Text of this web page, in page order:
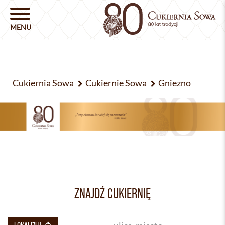
Cukiernia Sowa Cukiernie Sowa Gniezno
ZNAJDŹ CUKIERNIĘ